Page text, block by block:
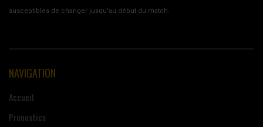
susceptibles de changer jusqu'au début du match.
NAVIGATION
Accueil
Pronostics